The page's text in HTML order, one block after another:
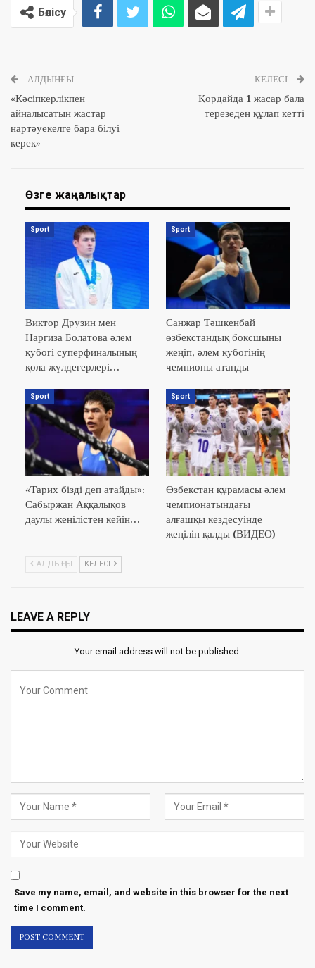
Бөлісу
АЛДЫҢҒЫ
«Кәсіпкерлікпен
айналысатын жастар
нартәуекелге бара білуі
керек»
КЕЛЕСІ
Қордайда 1 жасар бала
терезеден құлап кетті
Өзге жаңалықтар
Sport
Виктор Друзин мен
Наргиза Болатова әлем
кубогі суперфиналының
қола жүлдегерлері…
Sport
Санжар Тәшкенбай
өзбекстандық боксшыны
жеңіп, әлем кубогінің
чемпионы атанды
Sport
«Тарих бізді деп атайды»:
Сабыржан Аққалықов
даулы жеңілістен кейін…
Sport
Өзбекстан құрамасы әлем
чемпионатындағы
алғашқы кездесуінде
жеңіліп қалды (ВИДЕО)
АЛДЫҢҒЫ КЕЛЕСІ
LEAVE A REPLY
Your email address will not be published.
Save my name, email, and website in this browser for the next
time I comment.